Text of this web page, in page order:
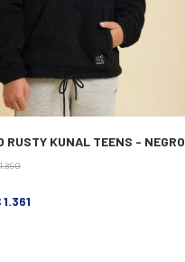
RUSTY KUNAL TEENS - NEGRO
1.890
1.361